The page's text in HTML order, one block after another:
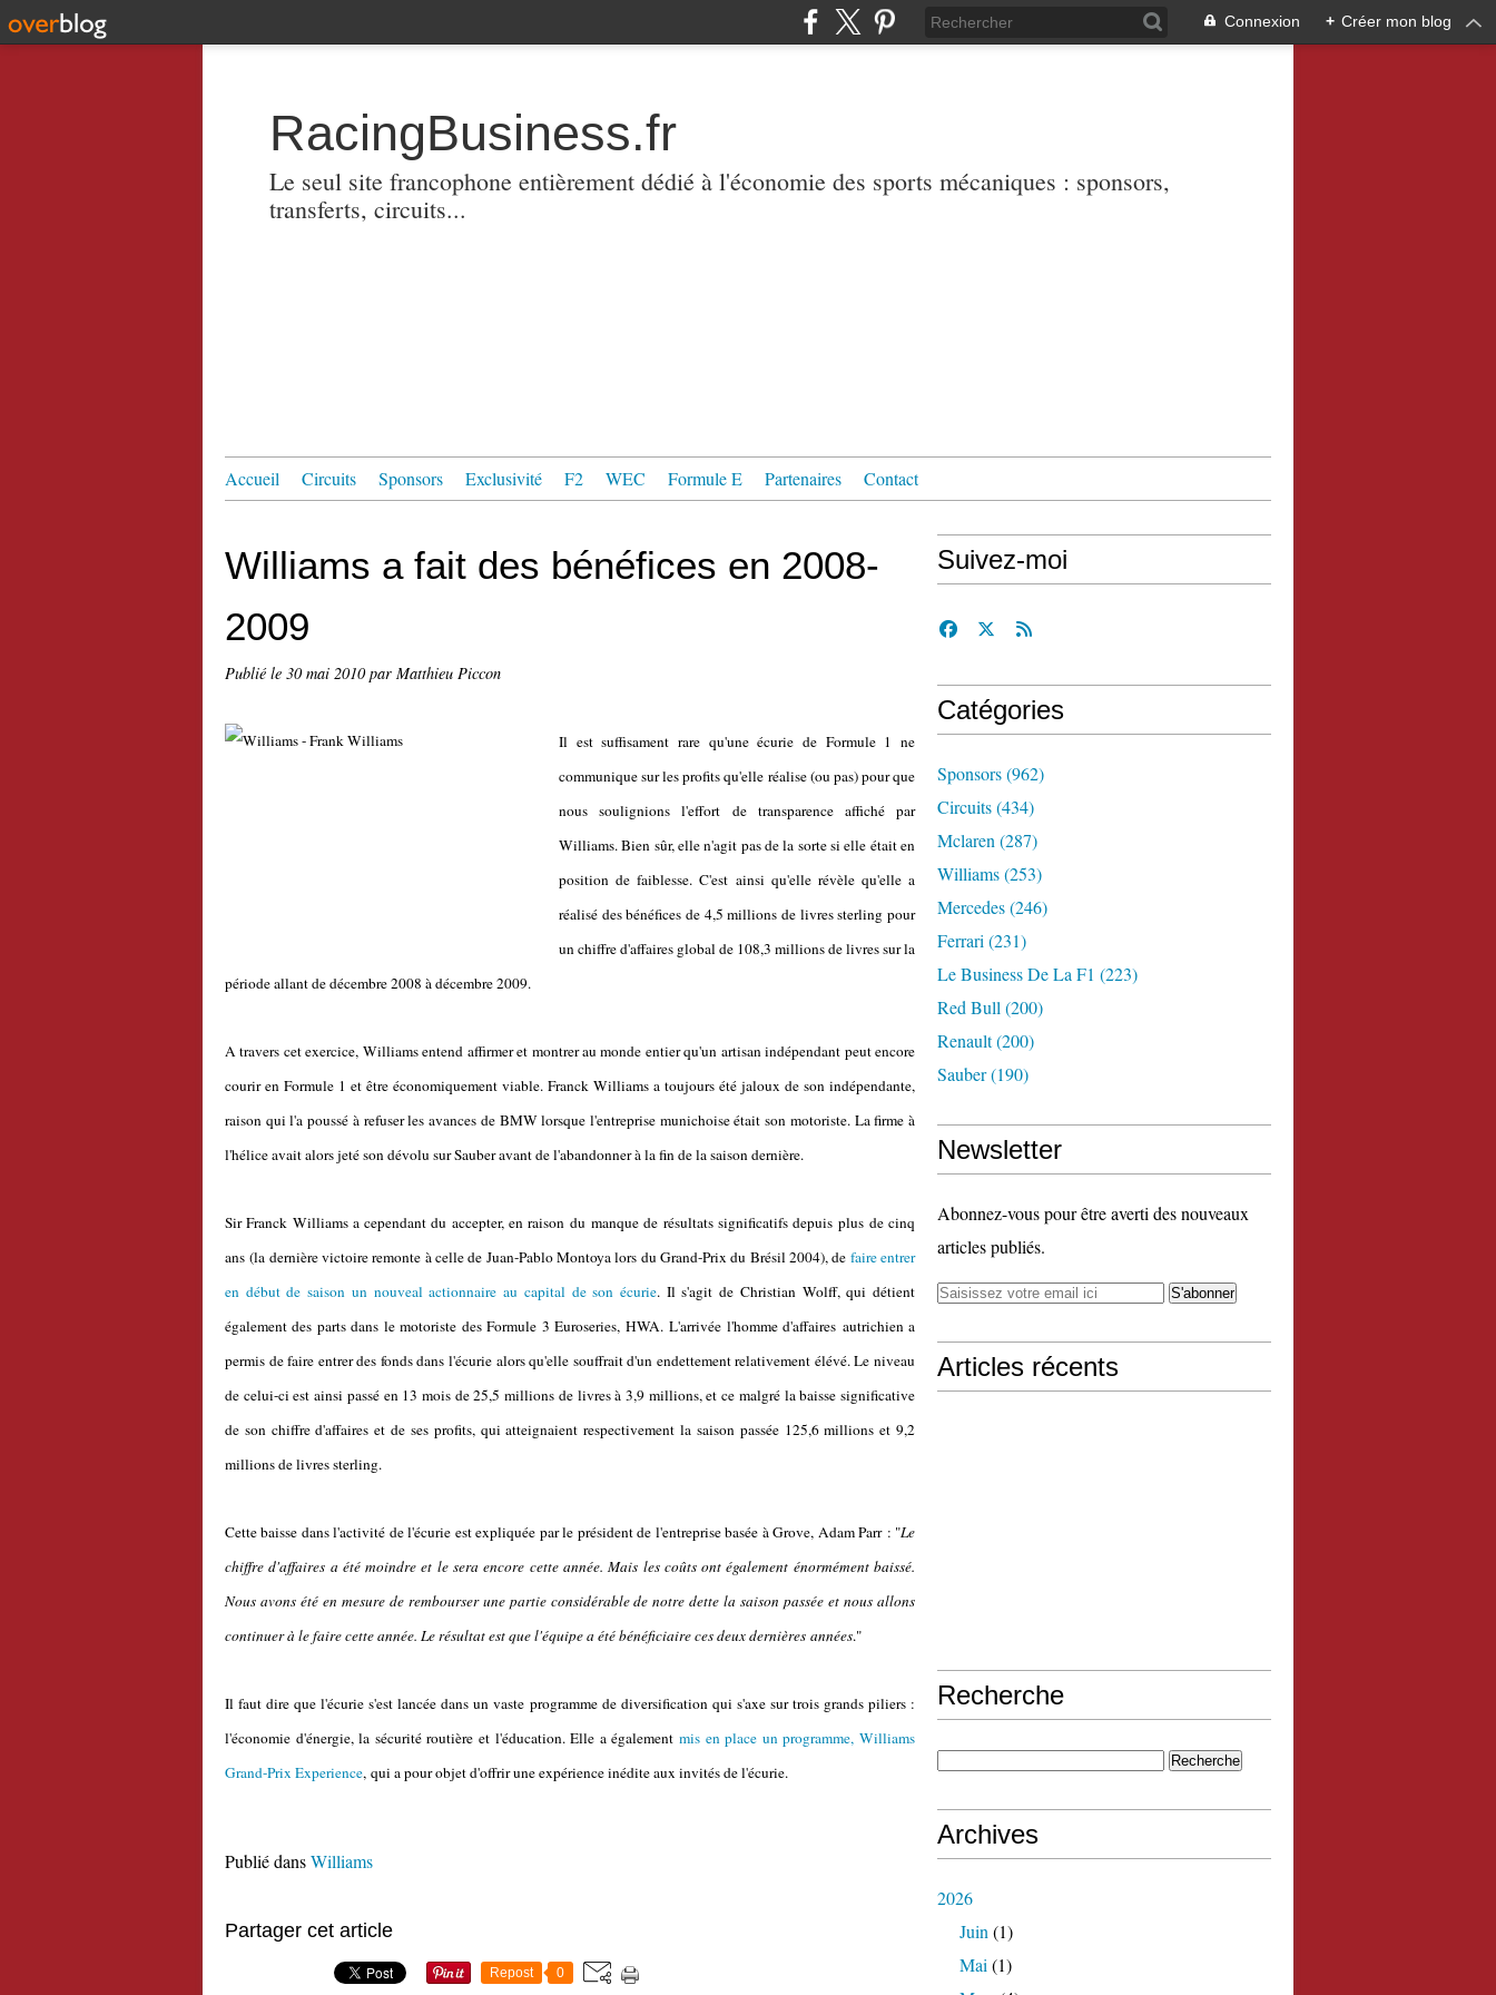
Connexion + Créer mon blog
RacingBusiness.fr
Le seul site francophone entièrement dédié à l'économie des sports mécaniques : sponsors,
transferts, circuits...
Accueil Circuits Sponsors Exclusivité F2 WEC Formule E Partenaires Contact
Williams a fait des bénéfices en 2008-
2009
Publié le 30 mai 2010par Matthieu Piccon
Il est suffisament rare qu'une écurie de Formule 1 ne
communique sur les profits qu'elle réalise (ou pas) pour que
nous soulignions l'effort de transparence affiché par
Williams. Bien sûr, elle n'agit pas de la sorte si elle était en
position de faiblesse. C'est ainsi qu'elle révèle qu'elle a
réalisé des bénéfices de 4,5 millions de livres sterling pour
un chiffre d'affaires global de 108,3 millions de livres sur la
période allant de décembre 2008 à décembre 2009.
A travers cet exercice, Williams entend affirmer et montrer au monde entier qu'un artisan indépendant peut encore
courir en Formule 1 et être économiquement viable. Franck Williams a toujours été jaloux de son indépendante,
raison qui l'a poussé à refuser les avances de BMW lorsque l'entreprise munichoise était son motoriste. La firme à
l'hélice avait alors jeté son dévolu sur Sauber avant de l'abandonner à la fin de la saison dernière.
Sir Franck Williams a cependant du accepter, en raison du manque de résultats significatifs depuis plus de cinq
ans (la dernière victoire remonte à celle de Juan-Pablo Montoya lors du Grand-Prix du Brésil 2004), de faire entrer
en début de saison un nouveal actionnaire au capital de son écurie. Il s'agit de Christian Wolff, qui détient
également des parts dans le motoriste des Formule 3 Euroseries, HWA. L'arrivée l'homme d'affaires autrichien a
permis de faire entrer des fonds dans l'écurie alors qu'elle souffrait d'un endettement relativement élévé. Le niveau
de celui-ci est ainsi passé en 13 mois de 25,5 millions de livres à 3,9 millions, et ce malgré la baisse significative
de son chiffre d'affaires et de ses profits, qui atteignaient respectivement la saison passée 125,6 millions et 9,2
millions de livres sterling.
Cette baisse dans l'activité de l'écurie est expliquée par le président de l'entreprise basée à Grove, Adam Parr : "Le
chiffre d'affaires a été moindre et le sera encore cette année. Mais les coûts ont également énormément baissé.
Nous avons été en mesure de rembourser une partie considérable de notre dette la saison passée et nous allons
continuer à le faire cette année. Le résultat est que l'équipe a été bénéficiaire ces deux dernières années."
Il faut dire que l'écurie s'est lancée dans un vaste programme de diversification qui s'axe sur trois grands piliers :
l'économie d'énergie, la sécurité routière et l'éducation. Elle a également mis en place un programme, Williams
Grand-Prix Experience, qui a pour objet d'offrir une expérience inédite aux invités de l'écurie.
Publié dansWilliams
Partager cet article
Repost 0
Suivez-moi
Catégories
Sponsors(962)
Circuits(434)
Mclaren (287)
Williams(253)
Mercedes(246)
Ferrari (231)
Le Business De La F1 (223)
Red Bull (200)
Renault(200)
Sauber(190)
Newsletter
Abonnez-vous pour être averti des nouveaux
articles publiés.
Articles récents
Recherche
Archives
2026
Juin (1)
Mai (1)